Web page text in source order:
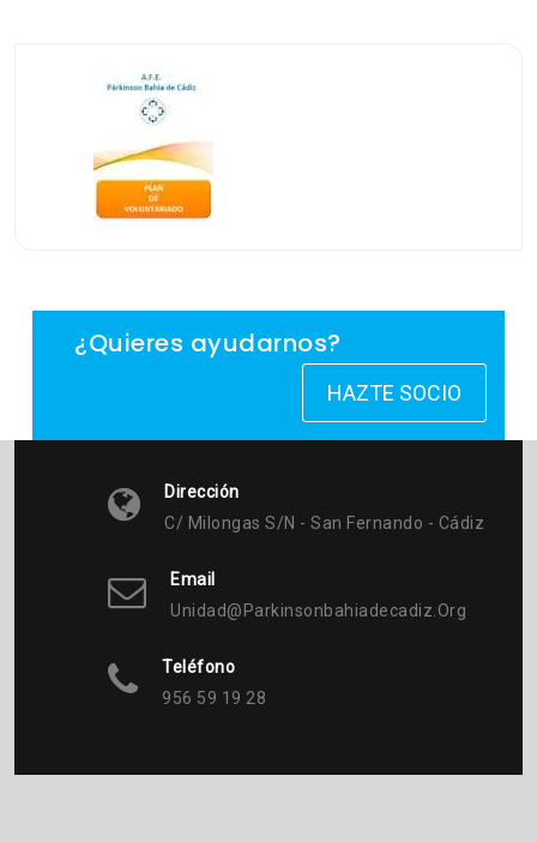
¿Quieres ayudarnos?
HAZTE SOCIO
Dirección
C/ Milongas S/n - San Fernando - Cádiz
Email
Unidad@parkinsonbahiadecadiz.org
Teléfono
956 59 19 28